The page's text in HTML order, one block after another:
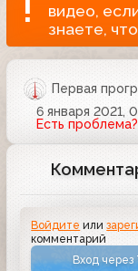
видео,
знаете,
Первая
6 января 2021,
Есть проблема?
Войдите или
комментарий
Вход через